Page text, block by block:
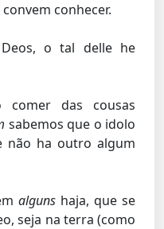
conhecer.
o tal delle he
das cousas
sabemos que o idolo
não ha outro algum
algunshaja, que se
seja na terra (como